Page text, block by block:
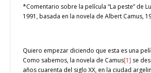
*Comentario sobre la película “La peste” de
1991, basada en la novela de Albert Camus,
Quiero empezar diciendo que esta es una
Como sabemos, la novela de Camus[1] se
años cuarenta del siglo XX, en la ciudad